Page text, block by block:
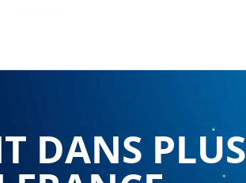
pouvez
les
DANS PLUS